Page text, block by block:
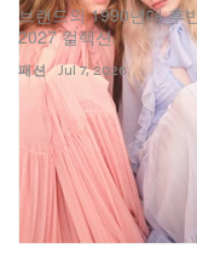
패션
브랜드의 1990년대 후
2027 컬렉션.
Jul 7, 2026